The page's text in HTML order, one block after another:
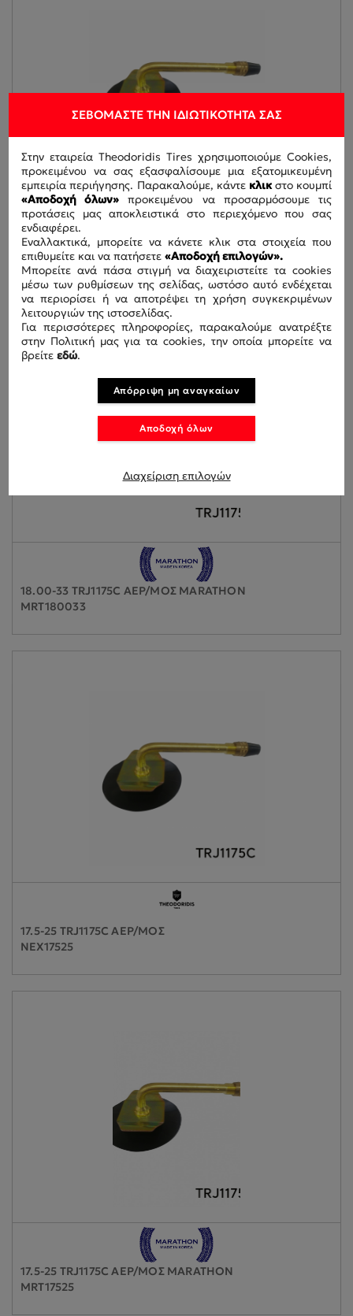
18.00-33 TRJ1175C ΑΕΡ/ΜΟΣ
NEX180033
18.00-33 TRJ1175C ΑΕΡ/ΜΟΣ MARATHON
MRT180033
17.5-25 TRJ1175C ΑΕΡ/ΜΟΣ
NEX17525
17.5-25 TRJ1175C ΑΕΡ/ΜΟΣ MARATHON
MRT17525
ΣΕΒΌΜΑΣΤΕ ΤΗΝ ΙΔΙΩΤΙΚΌΤΗΤΆ ΣΑΣ
Στην εταιρεία Theodoridis Tires χρησιμοποιούμε Cookies,
προκειμένου να σας εξασφαλίσουμε μια εξατομικευμένη
εμπειρία περιήγησης. Παρακαλούμε, κάντε κλικ στο κουμπί
«Αποδοχή όλων» προκειμένου να προσαρμόσουμε τις
προτάσεις μας αποκλειστικά στο περιεχόμενο που σας
ενδιαφέρει.
Εναλλακτικά, μπορείτε να κάνετε κλικ στα στοιχεία που
επιθυμείτε και να πατήσετε«Αποδοχή επιλογών».
Μπορείτε ανά πάσα στιγμή να διαχειριστείτε τα cookies
μέσω των ρυθμίσεων της σελίδας, ωστόσο αυτό ενδέχεται
να περιορίσει ή να αποτρέψει τη χρήση συγκεκριμένων
λειτουργιών της ιστοσελίδας.
Για περισσότερες πληροφορίες, παρακαλούμε ανατρέξτε
στην Πολιτική μας για τα cookies, την οποία μπορείτε να
βρείτεεδώ.
Απόρριψη μη αναγκαίων
Αποδοχή όλων
Διαχείριση επιλογών